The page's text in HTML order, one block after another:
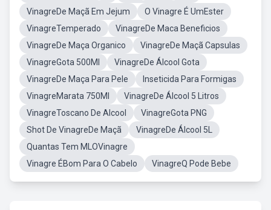
VinagreDe Maçã Em Jejum
O Vinagre É UmEster
VinagreTemperado
VinagreDe Maca Beneficios
VinagreDe Maça Organico
VinagreDe Maçã Capsulas
VinagreGota 500Ml
VinagreDe Álcool Gota
VinagreDe Maça Para Pele
Inseticida Para Formigas
VinagreMarata 750Ml
VinagreDe Álcool 5 Litros
VinagreToscano De Alcool
VinagreGota PNG
Shot De VinagreDe Maçã
VinagreDe Álcool 5L
Quantas Tem MLOVinagre
Vinagre ÉBom Para O Cabelo
VinagreQ Pode Bebe